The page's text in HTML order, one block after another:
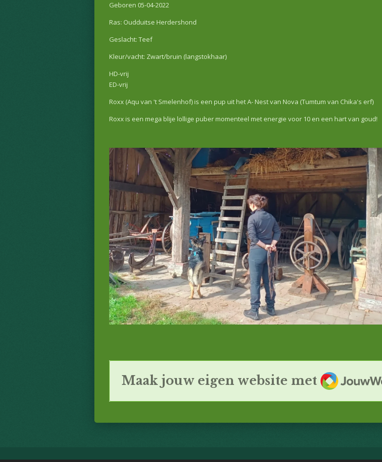
Geboren 05-04-2022
Ras: Oudduitse Herdershond
Geslacht: Teef
Kleur/vacht: Zwart/bruin (langstokhaar)
HD-vrij
ED-vrij
Roxx (Aqu van 't Smelenhof) is een pup uit het A- Nest van Nova (Tumtum van Chika's erf)
Roxx is een mega blije lollige puber momenteel met energie voor 10 en een hart van goud!
Maak jouw eigen website met JouwWeb